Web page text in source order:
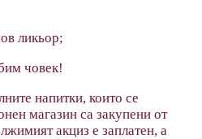
ликьор;
човек!
напитки, които се
магазин са закупени от
акциз е заплатен, а